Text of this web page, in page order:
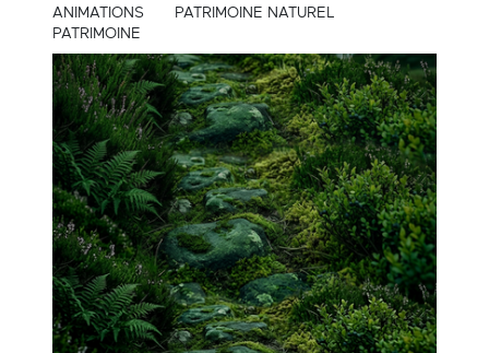
ANIMATIONS
PATRIMOINE NATUREL
PATRIMOINE